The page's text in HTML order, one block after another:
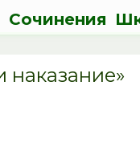
Сочинения
наказание»